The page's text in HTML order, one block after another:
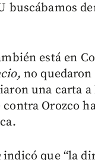
buscábamos
está en
no
una carta
contra Orozco
indicó que “la